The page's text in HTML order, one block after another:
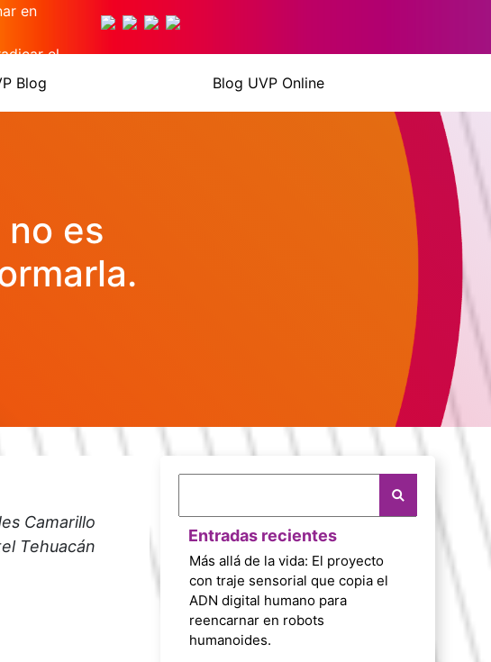
en
el
lo que
Blog Blog UVP Online
es
Camarillo
Tehuacán
Entradas recientes
Más allá de la vida: El proyecto
con traje sensorial que copia el
ADN digital humano para
reencarnar en robots
humanoides.